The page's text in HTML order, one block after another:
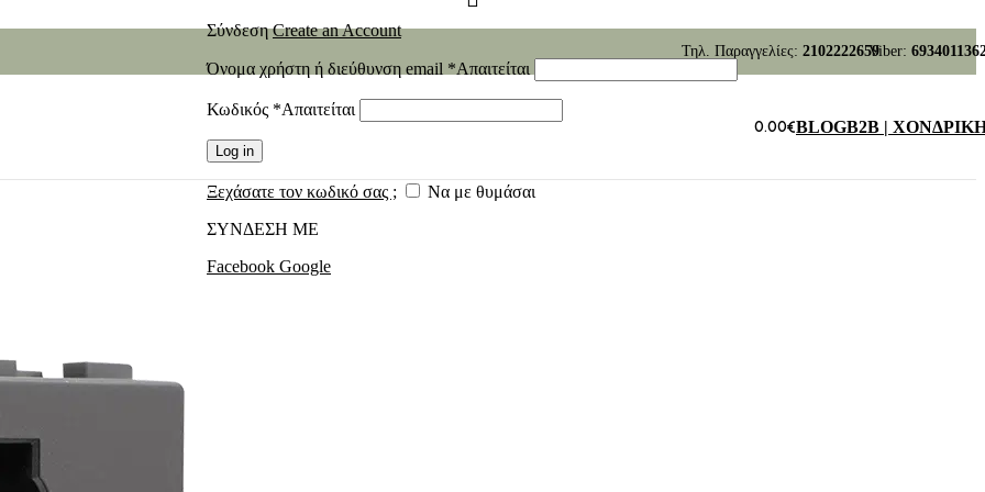
Τηλ. Παραγγελίες: 2102222659Viber:
ΣύνδεσηCreate an Account
Όνομα χρήστη ή διεύθυνση email *Απαιτείται
Κωδικός *Απαιτείται
Log in
Ξεχάσατε τον κωδικό σας ;
Να με θυμάσαι
ΣΥΝΔΕΣΗ ΜΕ
Facebook Google
0.00€BLOGB2B |